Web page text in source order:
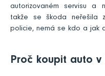
autorizovaném servisu a
takže se škoda neřešila
policie, nemá se kdo a jak
Proč koupit auto v